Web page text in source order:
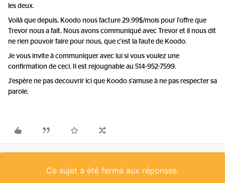
les deux.
Voilà que depuis, Koodo nous facture 29.99$/mois pour l'offre que
Trevor nous a fait. Nous avons communiqué avec Trevor et il nous dit
ne rien pouvoir faire pour nous, que c'est la faute de Koodo.
Je vous invite à communiquer avec lui si vous voulez une
confirmation de ceci. Il est rejougnable au 514-952-7599.
J'espère ne pas decouvrir ici que Koodo s'amuse à ne pas respecter sa
parole.
Ce sujet a été fermé aux réponses.